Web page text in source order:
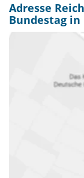
Adresse
Bundestag